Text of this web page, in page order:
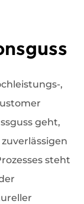
,
geht,
steht